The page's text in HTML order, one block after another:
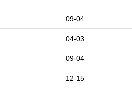
09-04
04-03
09-04
12-15